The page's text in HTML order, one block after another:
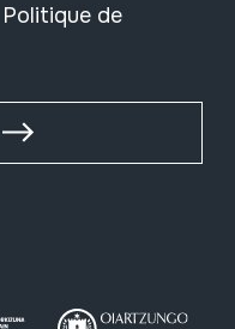
Politique de